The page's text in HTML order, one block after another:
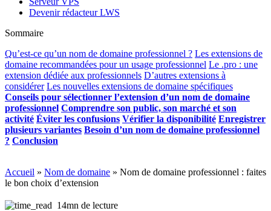
Devenir rédacteur LWS
Sommaire
Qu’est-ce qu’un nom de domaine professionnel ? Les extensions de
domaine recommandées pour un usage professionnel Le .pro : une
extension dédiée aux professionnels D’autres extensions à
considérer Les nouvelles extensions de domaine spécifiques
Conseils pour sélectionner l’extension d’un nom de domaine
professionnel Comprendre son public, son marché et son
activité Éviter les confusions Vérifier la disponibilité Enregistrer
plusieurs variantes Besoin d’un nom de domaine professionnel
? Conclusion
Accueil » Nom de domaine » Nom de domaine professionnel : faites
le bon choix d’extension
14mn de lecture